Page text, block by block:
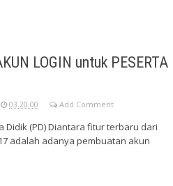
LOGIN untuk PESERTA
03.20.00 Add Comment
Didik (PD) Diantara fitur terbaru dari
adalah adanya pembuatan akun